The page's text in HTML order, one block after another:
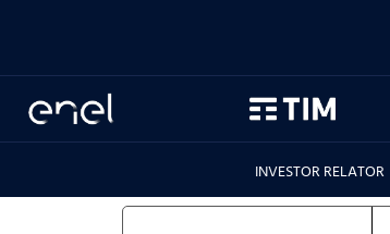
INVESTOR RELATOR